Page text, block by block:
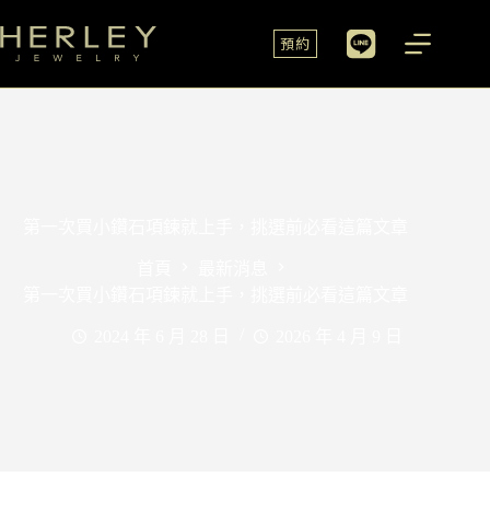
預約